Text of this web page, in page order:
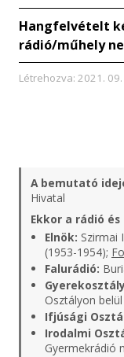
Hangfelvételt
rádió/műhely
Létrehozva: 2021.
A bemutató
Hivatal
Ekkor a rádió
Elnök: Szirmai
(1953-1954);
Falurádió:
Osztályon
Ifjúsági
Irodalmi
Gyermekrádió